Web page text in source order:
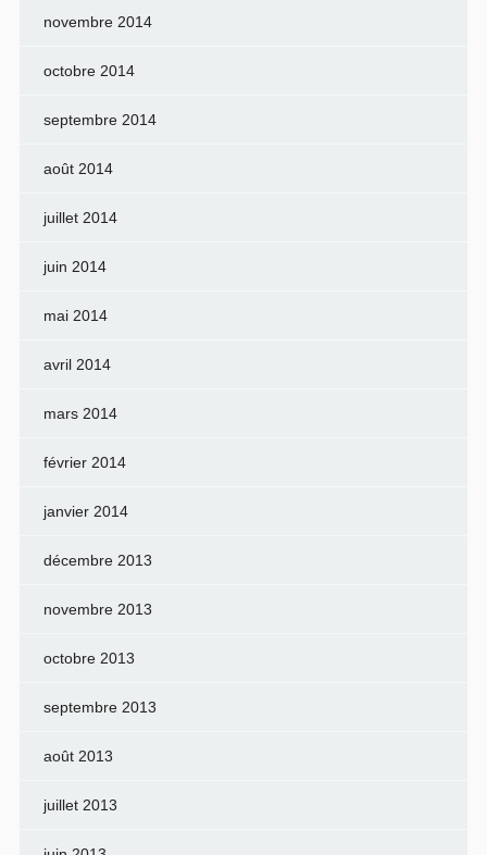
novembre 2014
octobre 2014
septembre 2014
août 2014
juillet 2014
juin 2014
mai 2014
avril 2014
mars 2014
février 2014
janvier 2014
décembre 2013
novembre 2013
octobre 2013
septembre 2013
août 2013
juillet 2013